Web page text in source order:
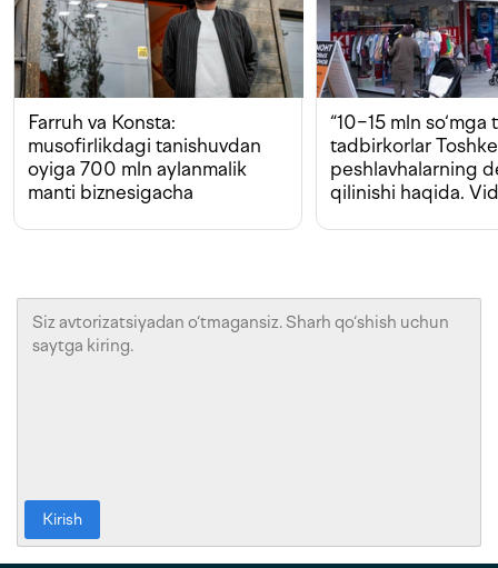
Farruh va Konsta:
musofirlikdagi tanishuvdan
oyiga 700 mln aylanmalik
manti biznesigacha
“10−15 mln so‘mga
tadbirkorlar
peshlavhalarning
qilinishi haqida.
Kirish